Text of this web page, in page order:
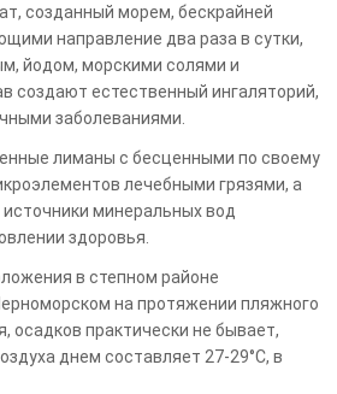
созданный морем, бескрайней
направление два раза в сутки,
йодом, морскими солями и
создают естественный ингаляторий,
заболеваниями.
лиманы с бесценными по своему
лечебными грязями, а
минеральных вод
здоровья.
в степном районе
на протяжении пляжного
осадков практически не бывает,
днем составляет 27-29°C, в